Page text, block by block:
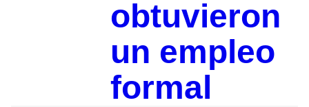
obtuvieron
un empleo
formal